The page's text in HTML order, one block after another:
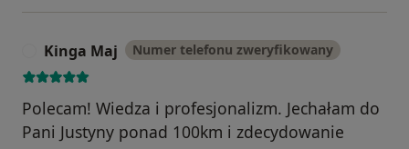
Kinga Maj Numer telefonu zweryfikowany
Polecam! Wiedza i profesjonalizm. Jechałam do
Pani Justyny ponad 100km i zdecydowanie